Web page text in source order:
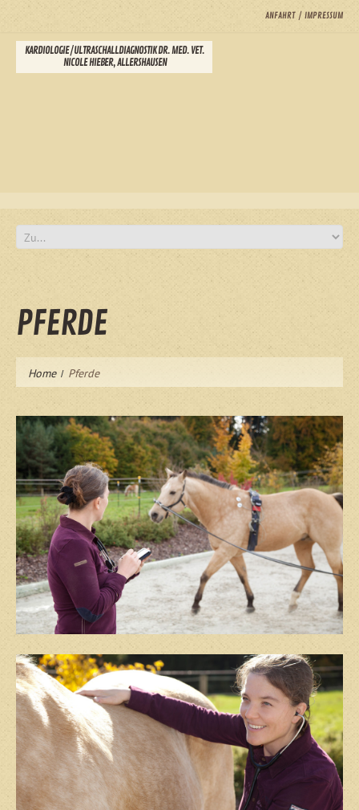
ANFAHRT IMPRESSUM
KARDIOLOGIE / ULTRASCHALLDIAGNOSTIK DR. MED. VET.
NICOLE HIEBER, ALLERSHAUSEN
PFERDE
Home Pferde